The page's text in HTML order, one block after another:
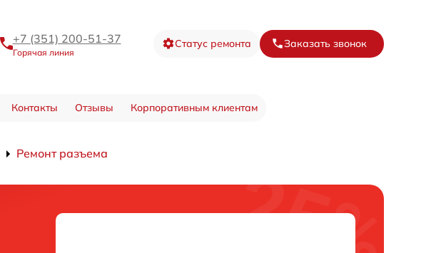
+7 (351) 200-51-37
Горячая линия
Статус ремонта Заказать звонок
Контакты Отзывы Корпоративным клиентам
Ремонт разъема